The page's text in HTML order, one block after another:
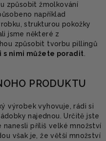
způsobit žmolkování
například
strukturou pokožky
jsme některé z
způsobit tvorbu pillingů
s nimi můžete poradit
PRODUKTU
výrobek vyhovuje, rádi si
najednou. Určitě jste
nanesli příliš velké množství
však je, že větší množství